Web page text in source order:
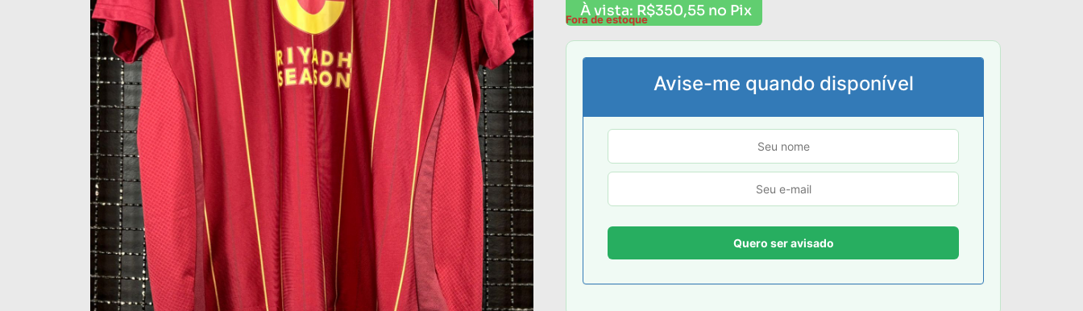
À vista: R$350,55 no Pix
Fora de estoque
Avise-me quando disponível